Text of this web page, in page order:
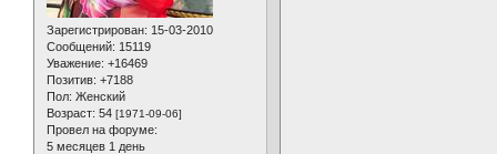
Зарегистрирован: 15-03-2010
Сообщений: 15119
Уважение: +16469
Позитив: +7188
Пол: Женский
Возраст: 54 [1971-09-06]
Провел на форуме:
5 месяцев 1 день